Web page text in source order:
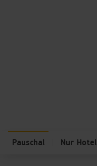
Pauschal Nur Hotel